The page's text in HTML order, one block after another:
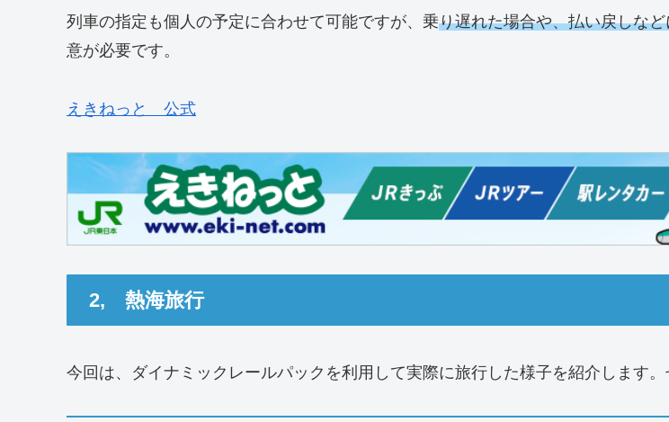
列車の指定も個人の予定に合わせて可能ですが、乗り遅れた場合や、払い戻しな
意が必要です。
えきねっと 公式
2, 熱海旅行
今回は、ダイナミックレールパックを利用して実際に旅行した様子を紹介します